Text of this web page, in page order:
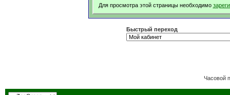
Для просмотра этой страницы необходимо
Быстрый переход
Часовой